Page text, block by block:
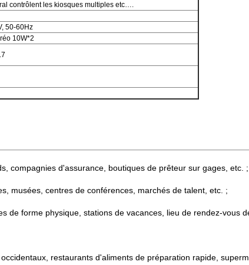
contrôlent les kiosques multiples etc….
50-60Hz
10W*2
compagnies d'assurance, boutiques de prêteur sur gages, etc. ;
musées, centres de conférences, marchés de talent, etc. ;
de forme physique, stations de vacances, lieu de rendez-vous
restaurants d'aliments de préparation rapide,